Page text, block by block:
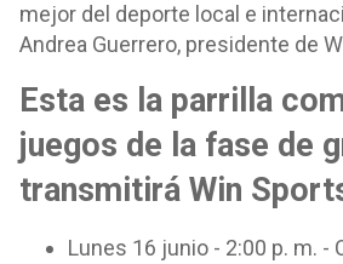
mejor del deporte local e
Andrea Guerrero, presidente de
Esta es la parrilla
juegos de la fase de
transmitirá Win
Lunes 16 junio - 2:00 p. m. -